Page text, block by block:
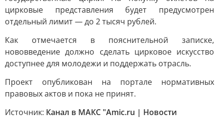
цирковые представления будет предусмотрен
отдельный лимит — до 2 тысяч рублей.
Как отмечается в пояснительной записке,
нововведение должно сделать цирковое искусство
доступнее для молодежи и поддержать отрасль.
Проект опубликован на портале нормативных
правовых актов и пока не принят.
Источник: Канал в МАКС "Amic.ru | Новости